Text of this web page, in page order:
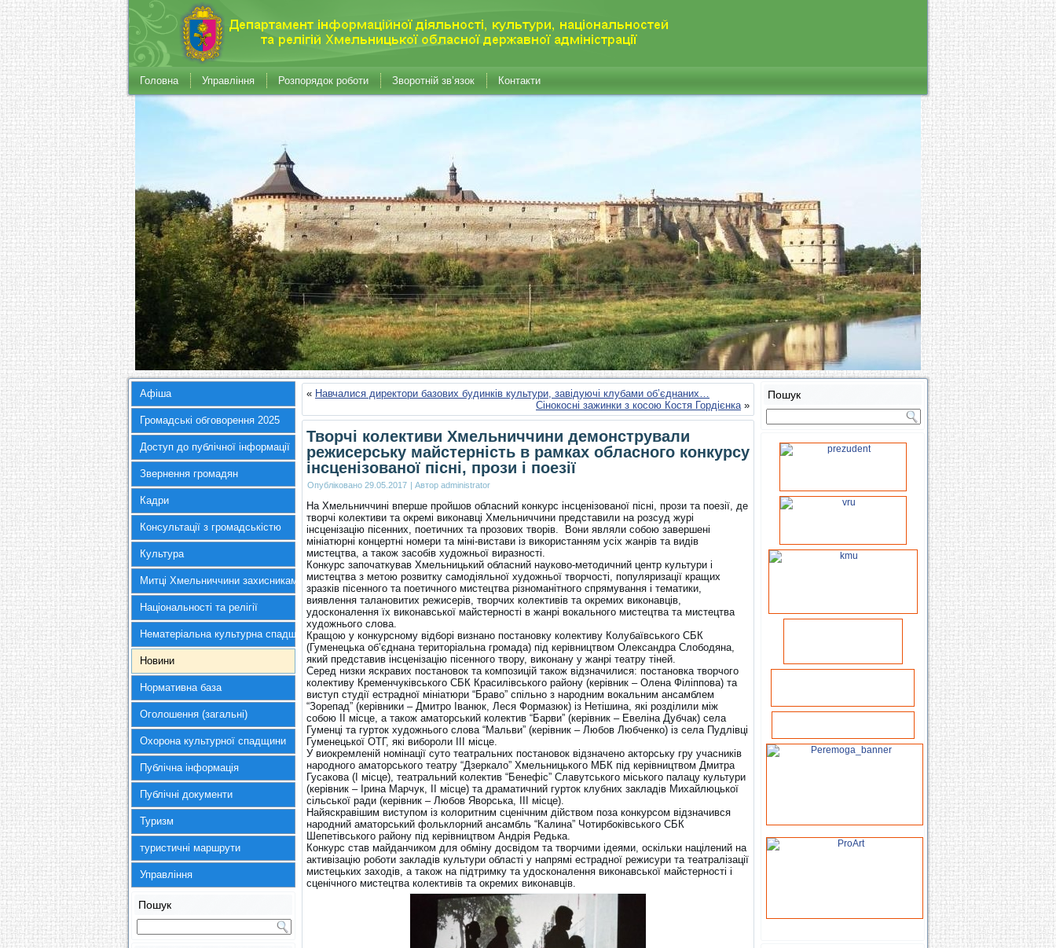
Головна Управління Розпорядок роботи Зворотній зв’язок Контакти
Афіша
Громадські обговорення 2025
Доступ до публічної інформації
Звернення громадян
Кадри
Консультації з громадськістю
Культура
Митці Хмельниччини захисникам України
Національності та релігії
Нематеріальна культурна спадщина
Новини
Нормативна база
Оголошення (загальні)
Охорона культурної спадщини
Публічна інформація
Публічні документи
Туризм
туристичні маршрути
Управління
Пошук
« Навчалися директори базових будинків культури, завідуючі клубами об’єднаних…
Сінокосні зажинки з косою Костя Гордієнка»
Творчі колективи Хмельниччини демонстрували
режисерську майстерність в рамках обласного конкурсу
інсценізованої пісні, прози і поезії
Опубліковано 29.05.2017 | Автор administrator
На Хмельниччині вперше пройшов обласний конкурс інсценізованої пісні, прози та поезії, де
творчі колективи та окремі виконавці Хмельниччини представили на розсуд журі
інсценізацію пісенних, поетичних та прозових творів. Вони являли собою завершені
мініатюрні концертні номери та міні-вистави із використанням усіх жанрів та видів
мистецтва, а також засобів художньої виразності.
Конкурс започаткував Хмельницький обласний науково-методичний центр культури і
мистецтва з метою розвитку самодіяльної художньої творчості, популяризації кращих
зразків пісенного та поетичного мистецтва різноманітного спрямування і тематики,
виявлення талановитих режисерів, творчих колективів та окремих виконавців,
удосконалення їх виконавської майстерності в жанрі вокального мистецтва та мистецтва
художнього слова.
Кращою у конкурсному відборі визнано постановку колективу Колубаївського СБК
(Гуменецька об’єднана територіальна громада) під керівництвом Олександра Слободяна,
який представив інсценізацію пісенного твору, виконану у жанрі театру тіней.
Серед низки яскравих постановок та композицій також відзначилися: постановка творчого
колективу Кременчуківського СБК Красилівського району (керівник – Олена Філіппова) та
виступ студії естрадної мініатюри “Браво” спільно з народним вокальним ансамблем
“Зорепад” (керівники – Дмитро Іванюк, Леся Формазюк) із Нетішина, які розділили між
собою ІІ місце, а також аматорський колектив “Барви” (керівник – Евеліна Дубчак) села
Гуменці та гурток художнього слова “Мальви” (керівник – Любов Любченко) із села Пудлівці
Гуменецької ОТГ, які вибороли ІІІ місце.
У виокремленій номінації суто театральних постановок відзначено акторську гру учасників
народного аматорського театру “Дзеркало” Хмельницького МБК під керівництвом Дмитра
Гусакова (І місце), театральний колектив “Бенефіс” Славутського міського палацу культури
(керівник – Ірина Марчук, ІІ місце) та драматичний гурток клубних закладів Михайлюцької
сільської ради (керівник – Любов Яворська, ІІІ місце).
Найяскравішим виступом із колоритним сценічним дійством поза конкурсом відзначився
народний аматорський фольклорний ансамбль “Калина” Чотирбоківського СБК
Шепетівського району під керівництвом Андрія Редька.
Конкурс став майданчиком для обміну досвідом та творчими ідеями, оскільки націлений на
активізацію роботи закладів культури області у напрямі естрадної режисури та театралізації
мистецьких заходів, а також на підтримку та удосконалення виконавської майстерності і
сценічного мистецтва колективів та окремих виконавців.
Пошук